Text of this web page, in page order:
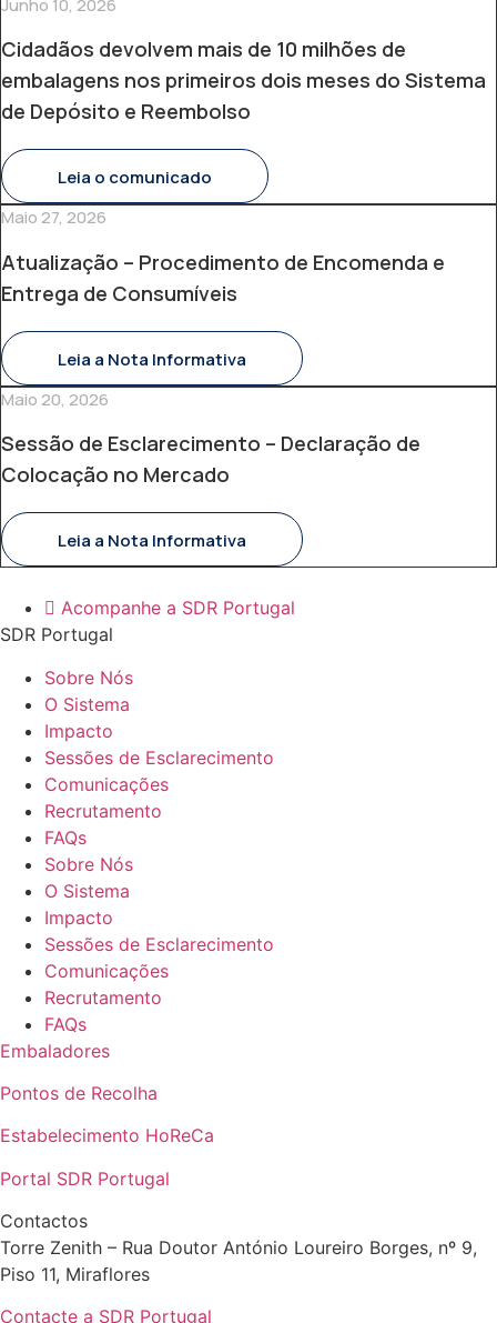
Junho 10, 2026
Cidadãos devolvem mais de 10 milhões de
embalagens nos primeiros dois meses do Sistema
de Depósito e Reembolso
Leia o comunicado
Maio 27, 2026
Atualização – Procedimento de Encomenda e
Entrega de Consumíveis
Leia a Nota Informativa
Maio 20, 2026
Sessão de Esclarecimento – Declaração de
Colocação no Mercado
Leia a Nota Informativa
Acompanhe a SDR Portugal
SDR Portugal
Sobre Nós
O Sistema
Impacto
Sessões de Esclarecimento
Comunicações
Recrutamento
FAQs
Sobre Nós
O Sistema
Impacto
Sessões de Esclarecimento
Comunicações
Recrutamento
FAQs
Embaladores
Pontos de Recolha
Estabelecimento HoReCa
Portal SDR Portugal
Contactos
Torre Zenith – Rua Doutor António Loureiro Borges, nº 9,
Piso 11, Miraflores
Contacte a SDR Portugal